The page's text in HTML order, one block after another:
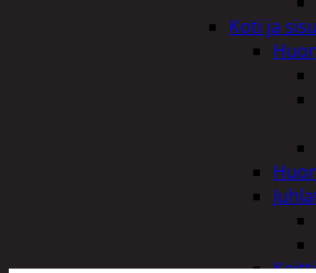
Koti ja